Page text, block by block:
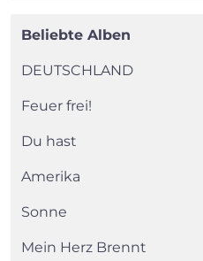
Beliebte Alben
DEUTSCHLAND
Feuer frei!
Du hast
Amerika
Sonne
Mein Herz Brennt